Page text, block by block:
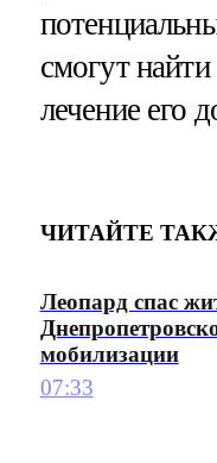
смогут
лечение его
ЧИТАЙТЕ
Леопард спас
мобилизации
07:33